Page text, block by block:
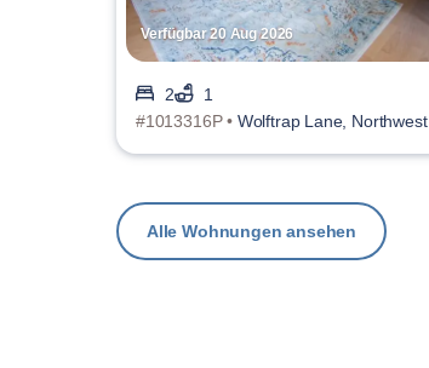
Verfügbar 20 Aug 2026
2
1
#1013316P • Wolftrap Lane, Northwest
Alle Wohnungen ansehen